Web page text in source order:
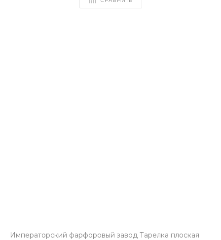
Императорский фарфоровый завод Тарелка плоская